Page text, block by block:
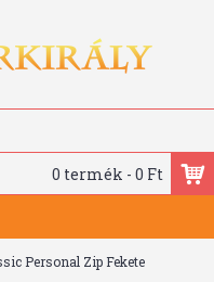
0 termék - 0 Ft
Personal Zip Fekete